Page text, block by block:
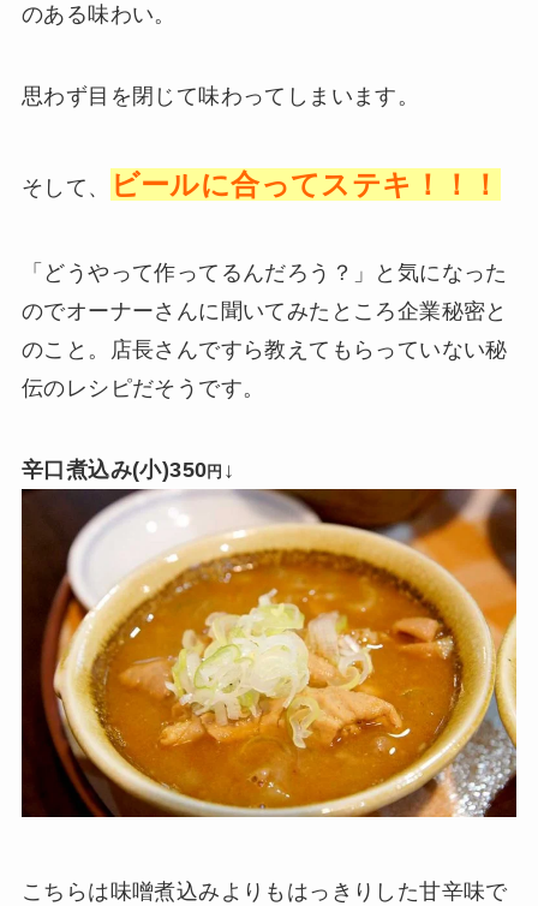
のある味わい。
思わず目を閉じて味わってしまいます。
そして、 ビールに合ってステキ！！！
「どうやって作ってるんだろう？」と気になった
のでオーナーさんに聞いてみたところ企業秘密と
のこと。店長さんですら教えてもらっていない秘
伝のレシピだそうです。
辛口煮込み(小)350円 ↓
こちらは味噌煮込みよりもはっきりした甘辛味で